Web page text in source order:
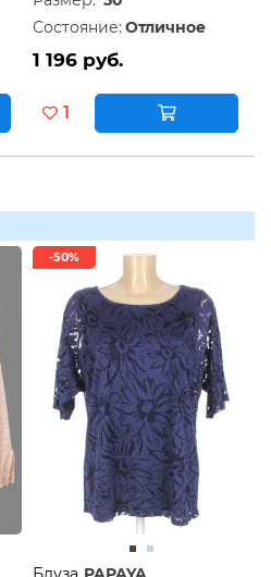
Состояние: Отличное
1 196 руб.
1
-50%